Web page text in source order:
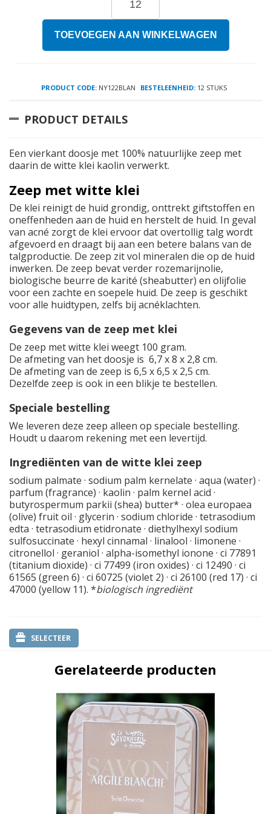
TOEVOEGEN AAN WINKELWAGEN
PRODUCT CODE: NY122BLAN BESTELEENHEID: 12 STUKS
PRODUCT DETAILS
Een vierkant doosje met 100% natuurlijke zeep met
daarin de witte klei kaolin verwerkt.
Zeep met witte klei
De klei reinigt de huid grondig, onttrekt giftstoffen en
oneffenheden aan de huid en herstelt de huid. In geval
van acné zorgt de klei ervoor dat overtollig talg wordt
afgevoerd en draagt bij aan een betere balans van de
talgproductie. De zeep zit vol mineralen die op de huid
inwerken. De zeep bevat verder rozemarijnolie,
biologische beurre de karité (sheabutter) en olijfolie
voor een zachte en soepele huid. De zeep is geschikt
voor alle huidtypen, zelfs bij acnéklachten.
Gegevens van de zeep met klei
De zeep met witte klei weegt 100 gram.
De afmeting van het doosje is 6,7 x 8 x 2,8 cm.
De afmeting van de zeep is 6,5 x 6,5 x 2,5 cm.
Dezelfde zeep is ook in een blikje te bestellen.
Speciale bestelling
We leveren deze zeep alleen op speciale bestelling.
Houdt u daarom rekening met een levertijd.
Ingrediënten van de witte klei zeep
sodium palmate · sodium palm kernelate · aqua (water) ·
parfum (fragrance) · kaolin · palm kernel acid ·
butyrospermum parkii (shea) butter* · olea europaea
(olive) fruit oil · glycerin · sodium chloride · tetrasodium
edta · tetrasodium etidronate · diethylhexyl sodium
sulfosuccinate · hexyl cinnamal · linalool · limonene ·
citronellol · geraniol · alpha-isomethyl ionone · ci 77891
(titanium dioxide) · ci 77499 (iron oxides) · ci 12490 · ci
61565 (green 6) · ci 60725 (violet 2) · ci 26100 (red 17) · ci
47000 (yellow 11). *biologisch ingrediënt
SELECTEER
Gerelateerde producten